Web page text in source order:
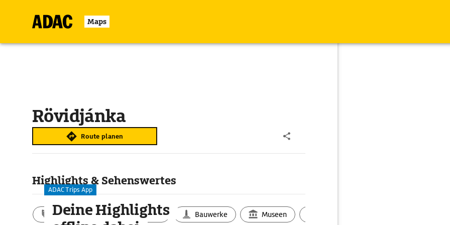
Maps
Rövidjánka
Route planen
Highlights & Sehenswertes
Aktivitäten Landschaft Bauwerke Museen
ADAC Trips App
Deine Highlights